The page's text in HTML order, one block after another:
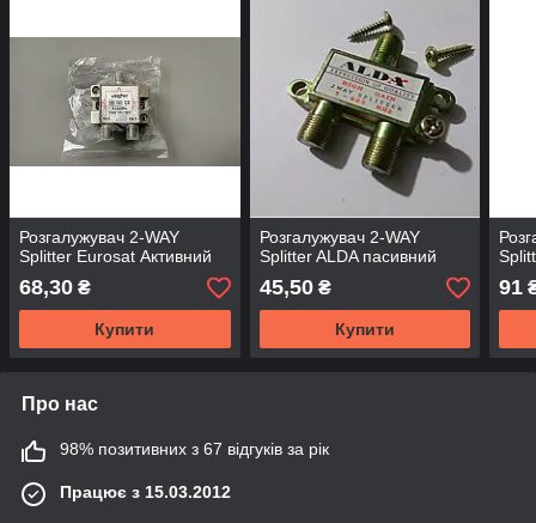
Розгалужувач 2-WAY
Splitter Eurosat Активний
68,30 ₴
Купити
Розгалужувач 2-WAY
Splitter ALDA пасивний
45,50₴
Купити
91
Про нас
98% позитивних з 67 відгуків за рік
Працює з 15.03.2012